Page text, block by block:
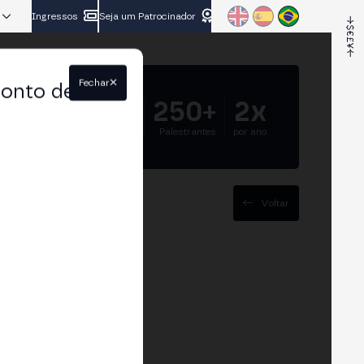
Ingressos Seja um Patrocinador
250+
Palestrantes
2x
por ano
Voltar
de
Fechar